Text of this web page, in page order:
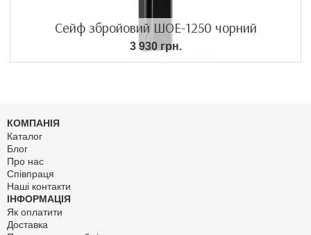
Сейф збройовий ШОЕ-1250 чорний
3 930 грн.
КОМПАНІЯ
Каталог
Блог
Про нас
Співпраця
Наші контакти
ІНФОРМАЦІЯ
Як оплатити
Доставка